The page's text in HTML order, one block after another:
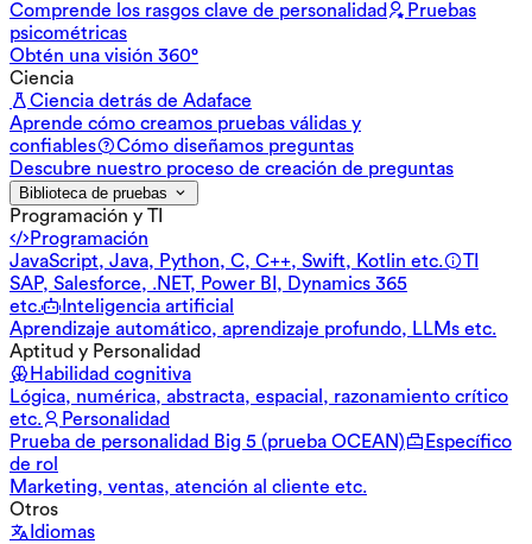
Comprende los rasgos clave de personalidad
Pruebas
psicométricas
Obtén una visión 360°
Ciencia
Ciencia detrás de Adaface
Aprende cómo creamos pruebas válidas y
confiables
Cómo diseñamos preguntas
Descubre nuestro proceso de creación de preguntas
Biblioteca de pruebas
Programación y TI
Programación
JavaScript, Java, Python, C, C++, Swift, Kotlin etc.
TI
SAP, Salesforce, .NET, Power BI, Dynamics 365
etc.
Inteligencia artificial
Aprendizaje automático, aprendizaje profundo, LLMs etc.
Aptitud y Personalidad
Habilidad cognitiva
Lógica, numérica, abstracta, espacial, razonamiento crítico
etc.
Personalidad
Prueba de personalidad Big 5 (prueba OCEAN)
Específico
de rol
Marketing, ventas, atención al cliente etc.
Otros
Idiomas